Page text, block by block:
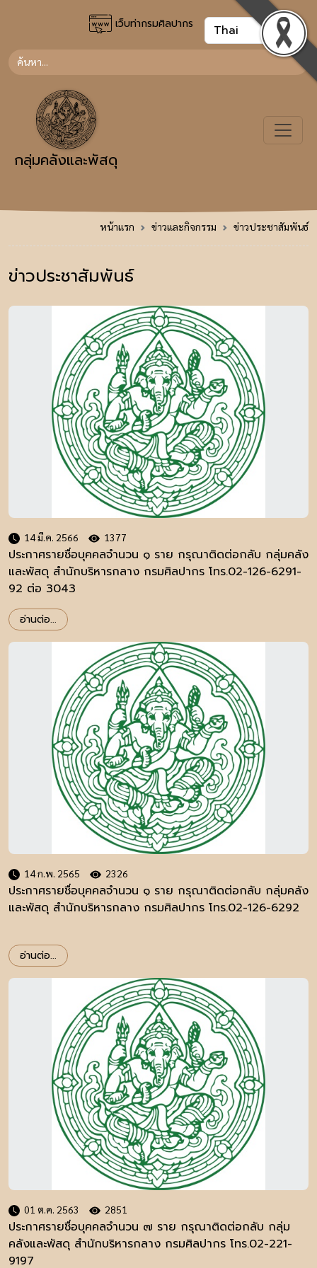
เว็บท่ากรมศิลปากร
กลุ่มคลังและพัสดุ
หน้าแรก ข่าวและกิจกรรม ข่าวประชาสัมพันธ์
ข่าวประชาสัมพันธ์
14 มี.ค. 2566 1377
ประกาศรายชื่อบุคคลจำนวน ๑ ราย กรุณาติดต่อกลับ กลุ่มคลัง
และพัสดุ สำนักบริหารกลาง กรมศิลปากร โทร.02-126-6291-
92 ต่อ 3043
อ่านต่อ...
14 ก.พ. 2565 2326
ประกาศรายชื่อบุคคลจำนวน ๑ ราย กรุณาติดต่อกลับ กลุ่มคลัง
และพัสดุ สำนักบริหารกลาง กรมศิลปากร โทร.02-126-6292
อ่านต่อ...
01 ต.ค. 2563 2851
ประกาศรายชื่อบุคคลจำนวน ๗ ราย กรุณาติดต่อกลับ กลุ่ม
คลังและพัสดุ สำนักบริหารกลาง กรมศิลปากร โทร.02-221-
9197